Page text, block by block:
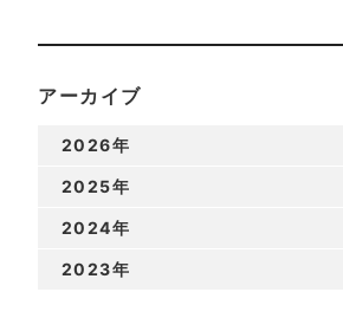
アーカイブ
2026年
2025年
2024年
2023年